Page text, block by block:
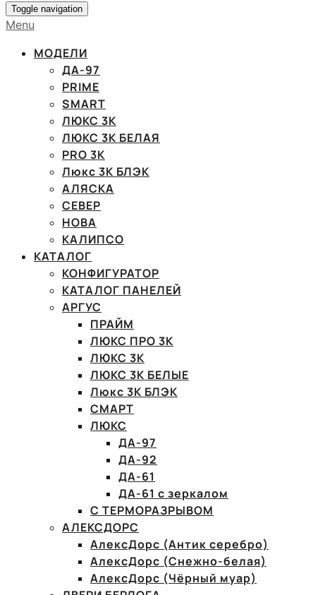
Toggle navigation
Menu
МОДЕЛИ
ДА-97
PRIME
SMART
ЛЮКС 3К
ЛЮКС 3К БЕЛАЯ
PRO 3K
Люкс 3К БЛЭК
АЛЯСКА
СЕВЕР
НОВА
КАЛИПСО
КАТАЛОГ
КОНФИГУРАТОР
КАТАЛОГ ПАНЕЛЕЙ
АРГУС
ПРАЙМ
ЛЮКС ПРО 3К
ЛЮКС 3К
ЛЮКС 3К БЕЛЫЕ
Люкс 3К БЛЭК
СМАРТ
ЛЮКС
ДА-97
ДА-92
ДА-61
ДА-61 с зеркалом
С ТЕРМОРАЗРЫВОМ
АЛЕКСДОРС
АлексДорс (Антик серебро)
АлексДорс (Снежно-белая)
АлексДорс (Чёрный муар)